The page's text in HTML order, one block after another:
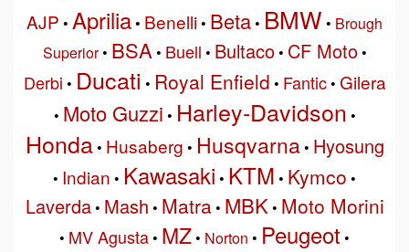
AJP • Aprilia• Benelli• Beta• BMW • Brough
Superior• BSA• Buell • Bultaco• CF Moto•
Derbi • Ducati • Royal Enfield • Fantic• Gilera
• Moto Guzzi • Harley-Davidson •
Honda• Husaberg • Husqvarna• Hyosung
• Indian • Kawasaki • KTM • Kymco •
Laverda• Mash • Matra• MBK• Moto Morini
• MV Agusta• MZ• Norton • Peugeot •